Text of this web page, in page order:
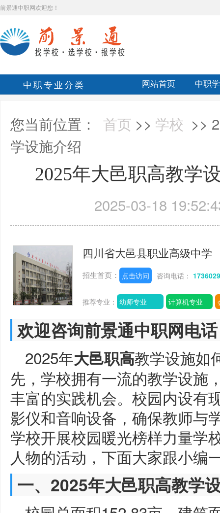
前景通中职网欢迎您！
中职专业分类 网站首页 中职
您当前位置： 首页 >> 学校 >>
学设施介绍
2025年大邑职高教学
2025-03-18
四川省大邑县职业高级中学
招生首页： 点击访问 咨询电话：
推荐专业： 幼师专业 计算机专业
欢迎咨询前景通中职网电
2025年大邑职高教学设施如
先，学校拥有一流的教学设施
丰富的实践机会。校园内设有
影仪和音响设备，确保教师与
学校开展校园暖光榜样力量学
人物的活动，下面大家跟小编
一、2025年大邑职高教学